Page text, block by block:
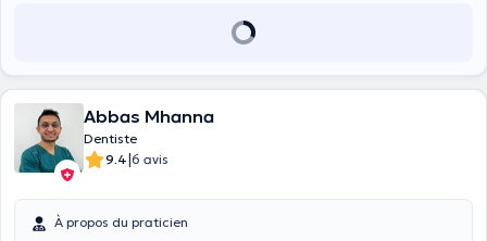
Abbas Mhanna
Dentiste
9.4|6 avis
À propos du praticien